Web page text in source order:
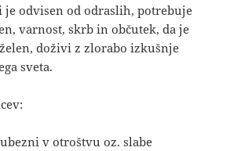
je odvisen od odraslih, potrebuje
varnost, skrb in občutek, da je
doživi z zlorabo izkušnje
sveta.
v otroštvu oz. slabe